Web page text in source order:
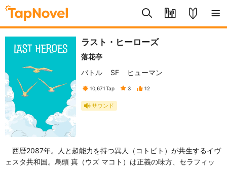
ラスト・ヒーローズ
落花亭
バトル
SF ヒューマン
10,671Tap 3 12
サウンド
西暦2087年。人と超能力を持つ異人（コトビト）が共生するイヴ
ェスタ共和国。烏頭 真（ウズ マコト）は正義の味方、セラフィッ